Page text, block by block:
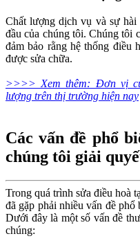
Chất lượng dịch vụ và sự hài
đầu của chúng tôi. Chúng tôi
đảm bảo rằng hệ thống điều
được sửa chữa.
>>>> Xem thêm: Đơn vị
lượng trên thị trường hiện nay
Các vấn đề phổ
chúng tôi giải
Trong quá trình sửa điều hoà
đã gặp phải nhiều vấn đề
Dưới đây là một số vấn đề
chúng: